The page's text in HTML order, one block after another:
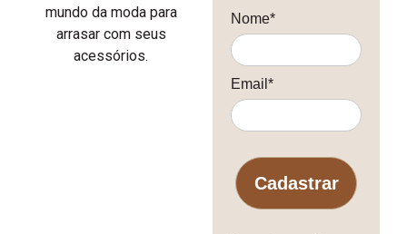
mundo da moda para
arrasar com seus
acessórios.
Nome*
Email*
Cadastrar